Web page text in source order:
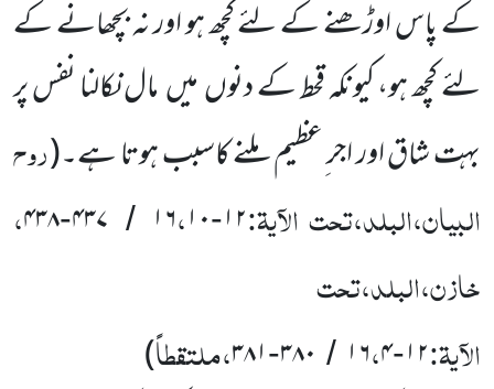
کے پاس اوڑھنے کے لئے کچھ ہو اور نہ بچھانے کے
لئے کچھ ہو، کیونکہ قحط کے دنوں میں مال نکالنا نفس پر
بہت شاق اور اجر ِعظیم ملنے کاسبب ہوتا ہے۔(روح
البیان،البلد،تحت الآیۃ:۱۲- ۱۶،۱۰ / ۴۳۷-۴۳۸،
خازن،البلد،تحت
الآیۃ:۱۲- ۱۶،۴ / ۳۸۰-۳۸۱،ملتقطاً)